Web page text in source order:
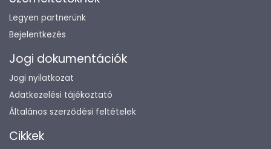
Legyen partnerünk
Bejelentkezés
Jogi dokumentációk
Jogi nyilatkozat
Adatkezelési tájékoztató
Általános szerződési feltételek
Cikkek